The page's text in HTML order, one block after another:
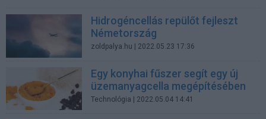
Hidrogéncellás repülőt fejleszt
Németország
zoldpalya.hu | 2022.05.23 17:36
Egy konyhai fűszer segít egy új
üzemanyagcella megépítésében
Technológia | 2022.05.04 14:41